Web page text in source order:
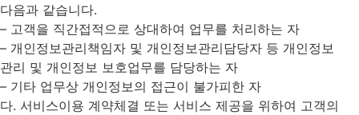
다음과 같습니다.
– 고객을 직간접적으로 상대하여 업무를 처리하는 자
– 개인정보관리책임자 및 개인정보관리담당자 등 개인정보
관리 및 개인정보 보호업무를 담당하는 자
– 기타 업무상 개인정보의 접근이 불가피한 자
다. 서비스이용 계약체결 또는 서비스 제공을 위하여 고객의